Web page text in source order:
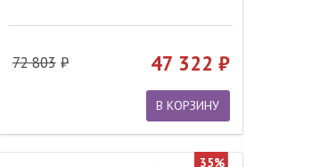
72 803 47 322
В КОРЗИНУ
35%